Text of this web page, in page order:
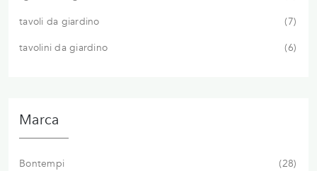
tavoli da giardino
7
tavolini da giardino
6
Marca
Bontempi 28